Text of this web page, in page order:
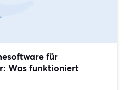
für
Was funktioniert